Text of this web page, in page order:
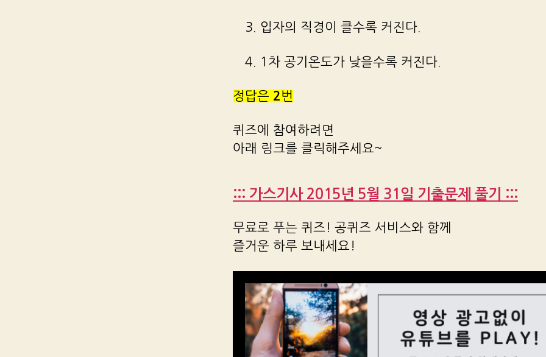
3. 입자의 직경이 클수록 커진다.
4. 1차 공기온도가 낮을수록 커진다.
정답은 2번
퀴즈에 참여하려면
아래 링크를 클릭해주세요~
::: 가스기사 2015년 5월 31일 기출문제 풀기 :::
무료로 푸는 퀴즈! 공퀴즈 서비스와 함께
즐거운 하루 보내세요!